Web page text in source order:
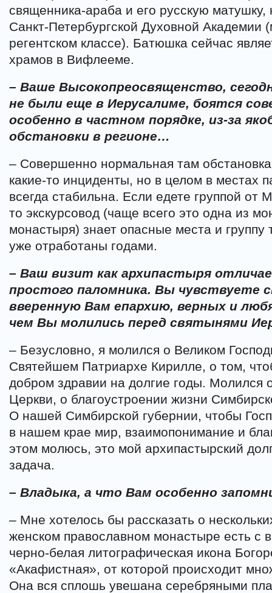
священника-араба и его русскую
Санкт-Петербургской Духовной Академии
регентском классе). Батюшка сейчас
храмов в Вифлееме.
– Ваше Высокопреосвященство,
не были еще в Иерусалиме, боятся
особенно в частном порядке, из-за
обстановки в регионе…
– Совершенно нормальная там
какие-то инциденты, но в целом в местах
всегда стабильна. Если едете группой от
то экскурсовод (чаще всего это одна из
монастыря) знает опасные места и
уже отработаны годами.
– Ваш визит как архипастыря
простого паломника. Вы чувствуете
вверенную Вам епархию, верных и
чем Вы молились перед святынями
– Безусловно, я молился о Великом
Святейшем Патриархе Кирилле, о том,
добром здравии на долгие годы. Молился
Церкви, о благоустроении жизни
О нашей Симбирской губернии, чтобы
в нашем крае мир, взаимопонимание и
этом молюсь, это мой архипастырский
задача.
– Владыка, а что Вам особенно
– Мне хотелось бы рассказать о
женском православном монастыре есть с
черно-белая литографическая икона
«Акафистная», от которой происходит
Она вся сплошь увешана серебряными